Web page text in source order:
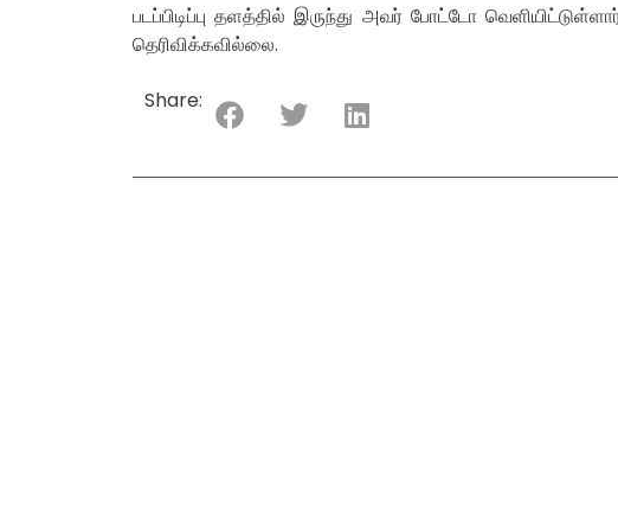
படப்பிடிப்பு தளத்தில் இருந்து அவர் போட்டோ
தெரிவிக்கவில்லை.
Share: